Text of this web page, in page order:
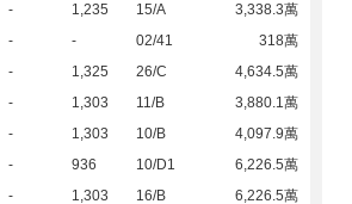
- 1,235 15/A
3,338.3萬
- - 02/41
318萬
- 1,325 26/C
4,634.5萬
- 1,303 11/B
3,880.1萬
- 1,303 10/B
4,097.9萬
- 936 10/D1
6,226.5萬
- 1,303 16/B 6,226.5萬